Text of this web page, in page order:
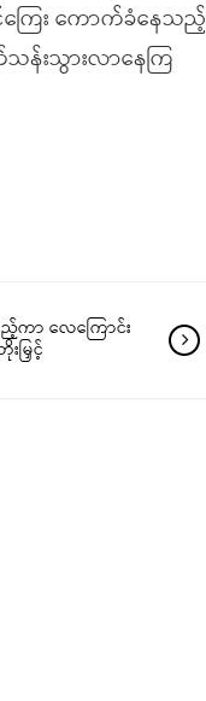
င်ကြေး ကောက်ခံနေသည့်
န်းသွားလာနေကြ
ကာ လေကြောင်း
မြှင့်